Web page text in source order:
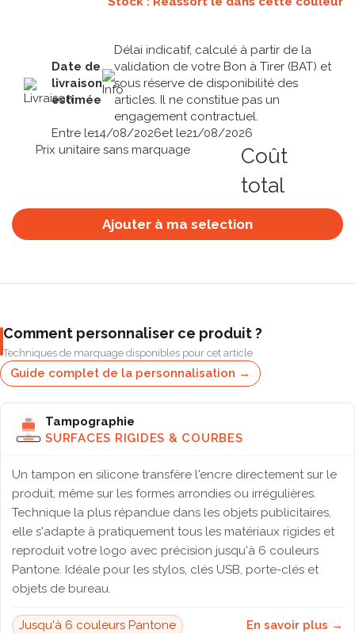
Date de
livraison
estimée
Délai indicatif, calculé à partir de la
validation de votre Bon à Tirer (BAT) et
sous réserve de disponibilité des
articles. Il ne constitue pas un
engagement contractuel.
Entre le14/08/2026et le21/08/2026
Prix unitaire sans marquage
Coût
total
Ajouter à ma selection
Comment personnaliser ce produit ?
Techniques de marquage disponibles pour cet article
Guide complet de la personnalisation →
Tampographie
SURFACES RIGIDES & COURBES
Un tampon en silicone transfère l'encre directement sur le
produit, même sur les formes arrondies ou irrégulières.
Technique la plus répandue dans les objets publicitaires,
elle s'adapte à pratiquement tous les matériaux rigides et
reproduit votre logo avec précision jusqu'à 6 couleurs
Pantone. Idéale pour les stylos, clés USB, porte-clés et
objets de bureau.
Jusqu'à 6 couleurs Pantone En savoir plus →